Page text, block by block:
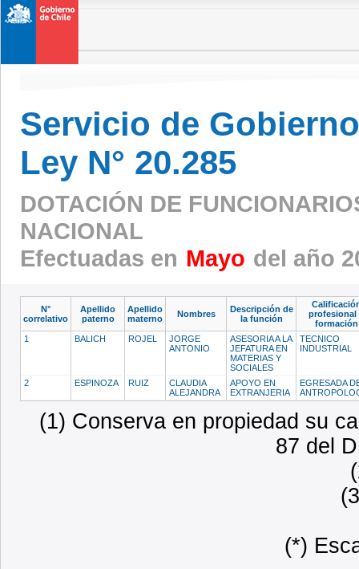
Servicio de
Ley N° 20.285
DOTACIÓN DE
NACIONAL
Efectuadas en Mayo del año
N°
correlativo
Apellido
paterno
Apellido
materno
Nombres
Descripción de
la función
profesional
formación
1
BALICH ROJEL
JORGE
ANTONIO
ASESORIA A LA
JEFATURA EN
MATERIAS Y
SOCIALES
TECNICO
INDUSTRIAL
2 ESPINOZA RUIZ
CLAUDIA
ALEJANDRA
APOYO EN
EXTRANJERIA
EGRESADA
(1) Conserva en propiedad su
87 del
(*)